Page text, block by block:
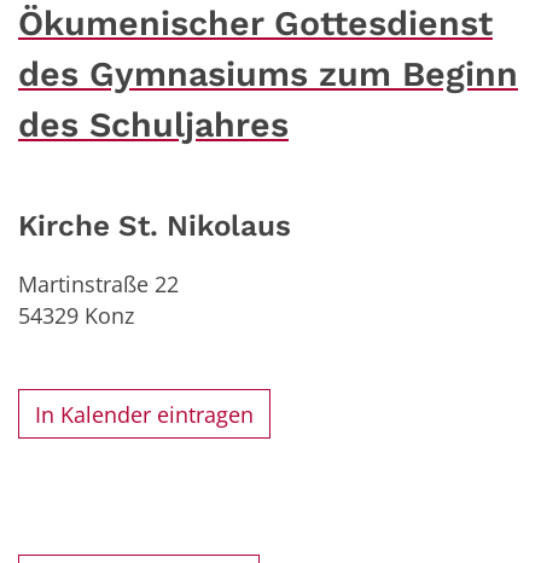
Ökumenischer Gottesdienst
des Gymnasiums zum Beginn
des Schuljahres
Kirche St. Nikolaus
Martinstraße 22
54329 Konz
In Kalender eintragen